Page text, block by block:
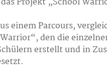
einem Parcours,
den die
erstellt und in